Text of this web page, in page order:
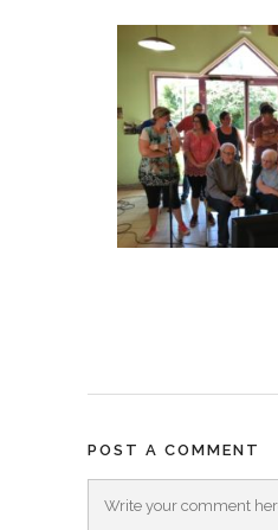
POST A COMMENT